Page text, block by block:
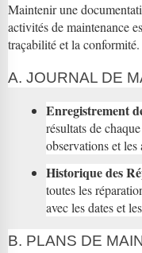
Maintenir une
activités de maintenance
traçabilité et la conformité.
A. JOURNAL DE
Enregistrement
résultats de
observations et les
Historique des
toutes les
avec les dates et
B. PLANS DE